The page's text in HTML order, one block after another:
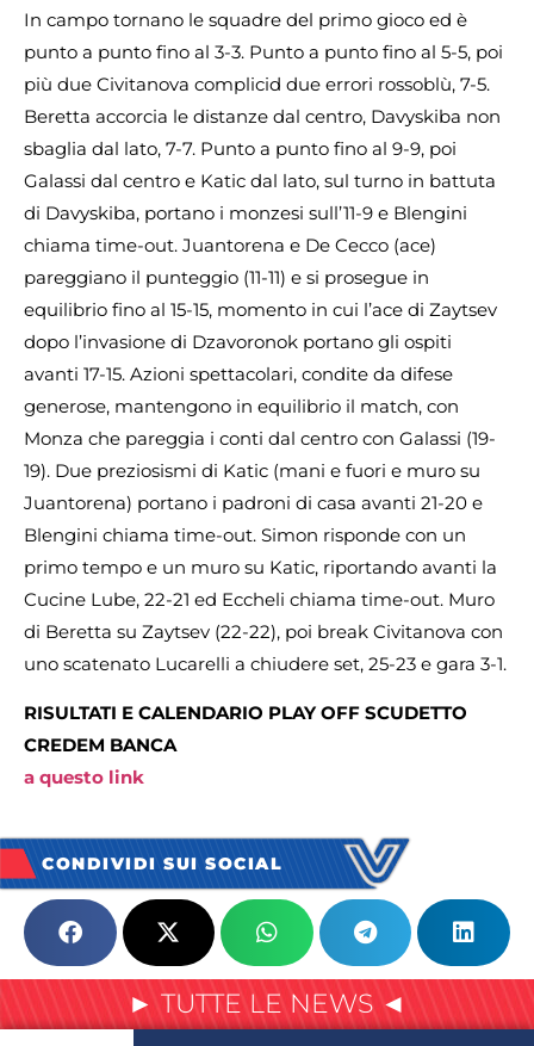
In campo tornano le squadre del primo gioco ed è
punto a punto fino al 3-3. Punto a punto fino al 5-5, poi
più due Civitanova complicid due errori rossoblù, 7-5.
Beretta accorcia le distanze dal centro, Davyskiba non
sbaglia dal lato, 7-7. Punto a punto fino al 9-9, poi
Galassi dal centro e Katic dal lato, sul turno in battuta
di Davyskiba, portano i monzesi sull’11-9 e Blengini
chiama time-out. Juantorena e De Cecco (ace)
pareggiano il punteggio (11-11) e si prosegue in
equilibrio fino al 15-15, momento in cui l’ace di Zaytsev
dopo l’invasione di Dzavoronok portano gli ospiti
avanti 17-15. Azioni spettacolari, condite da difese
generose, mantengono in equilibrio il match, con
Monza che pareggia i conti dal centro con Galassi (19-
19). Due preziosismi di Katic (mani e fuori e muro su
Juantorena) portano i padroni di casa avanti 21-20 e
Blengini chiama time-out. Simon risponde con un
primo tempo e un muro su Katic, riportando avanti la
Cucine Lube, 22-21 ed Eccheli chiama time-out. Muro
di Beretta su Zaytsev (22-22), poi break Civitanova con
uno scatenato Lucarelli a chiudere set, 25-23 e gara 3-1.
RISULTATI E CALENDARIO PLAY OFF SCUDETTO
CREDEM BANCA
a questo link
CONDIVIDI SUI SOCIAL
► TUTTE LE NEWS ◄